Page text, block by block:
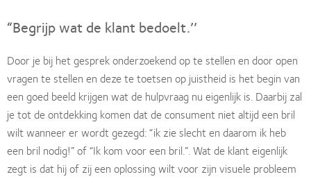
“Begrijp wat de klant bedoelt.’’
Door je bij het gesprek onderzoekend op te stellen en door open
vragen te stellen en deze te toetsen op juistheid is het begin van
een goed beeld krijgen wat de hulpvraag nu eigenlijk is. Daarbij zal
je tot de ontdekking komen dat de consument niet altijd een bril
wilt wanneer er wordt gezegd: “ik zie slecht en daarom ik heb
een bril nodig!” of “Ik kom voor een bril.”. Wat de klant eigenlijk
zegt is dat hij of zij een oplossing wilt voor zijn visuele probleem